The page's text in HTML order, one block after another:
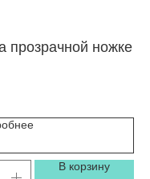
прозрачной ножке
В корзину